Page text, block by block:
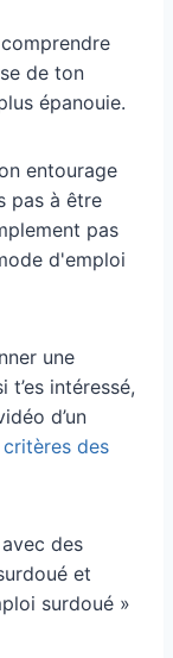
de ton
épanouie.
entourage
pas à être
pas
d'emploi
une
intéressé,
d’un
des
des
et
surdoué »